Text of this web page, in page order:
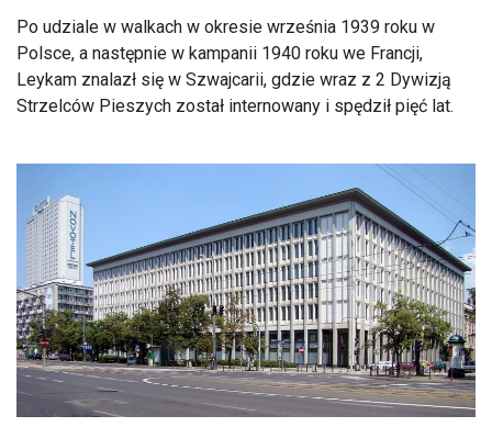
Po udziale w walkach w okresie września 1939 roku w
Polsce, a następnie w kampanii 1940 roku we Francji,
Leykam znalazł się w Szwajcarii, gdzie wraz z 2 Dywizją
Strzelców Pieszych został internowany i spędził pięć lat.